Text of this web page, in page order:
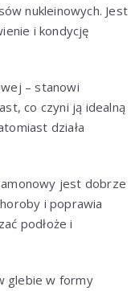
nukleinowych. Jest
i kondycję
– stanowi
co czyni ją idealną
działa
jest dobrze
i poprawia
podłoże i
glebie w formy